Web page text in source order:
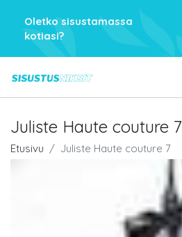
Oletko sisustamassa
kotiasi?
Juliste Haute couture 7
Etusivu Juliste Haute couture 7